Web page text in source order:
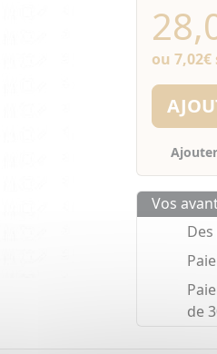
ou 7,02€
Vos
de